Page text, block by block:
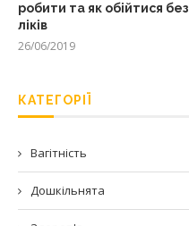
робити та як обійтися без
ліків
26/06/2019
КАТЕГОРІЇ
Вагітність
Дошкільнята